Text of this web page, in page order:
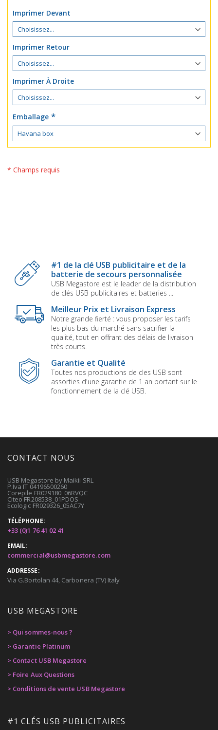
Imprimer Devant
Imprimer Retour
Imprimer À Droite
Emballage
* Champs requis
#1 de la clé USB publicitaire et de la
batterie de secours personnalisée
USB Megastore est le leader de la distribution
de clés USB publicitaires et batteries ...
Meilleur Prix et Livraison Express
Notre grande fierté : vous proposer les tarifs
les plus bas du marché sans sacrifier la
qualité, tout en offrant des délais de livraison
très courts.
Garantie et Qualité
Toutes nos productions de cles USB sont
assorties d'une garantie de 1 an portant sur le
fonctionnement de la clé USB.
CONTACT NOUS
USB Megastore by Maikii SRL
P.Iva IT 04196500260
Corepile FR029180_06RVQC
Citeo FR208538_01PDOS
Ecologic FR029326_05AC7Y
TÉLÉPHONE:
+33 (0)1 76 41 02 41
EMAIL:
commercial@usbmegastore.com
ADDRESSE:
Via G.Bortolan 44, Carbonera (TV) Italy
USB MEGASTORE
> Qui sommes-nous ?
> Garantie Platinum
> Contact USB Megastore
> Foire Aux Questions
> Conditions de vente USB Megastore
#1 CLÉS USB PUBLICITAIRES